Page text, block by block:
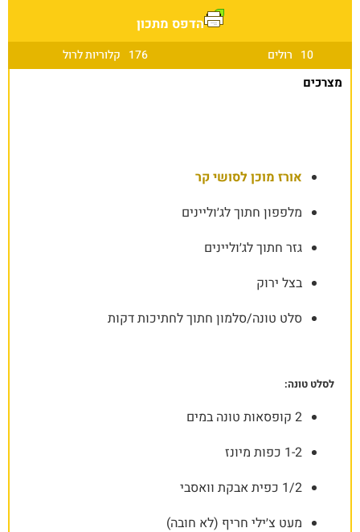
הדפס מתכון
10 רולים 176 קלוריות לרול
מצרכים
אורז מוכן לסושי קר
מלפפון חתוך לג׳וליינים
גזר חתוך לג׳וליינים
בצל ירוק
סלט טונה/סלמון חתוך לחתיכות דקות
לסלט טונה:
2 קופסאות טונה במים
1-2 כפות מיונז
1/2 כפית אבקת וואסבי
מעט צ׳ילי חריף (לא חובה)